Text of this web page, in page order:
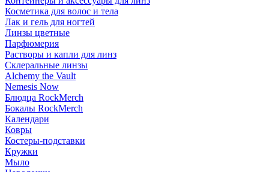
Косметика для волос и тела
Лак и гель для ногтей
Линзы цветные
Парфюмерия
Растворы и капли для линз
Склеральные линзы
Alchemy the Vault
Nemesis Now
Блюдца RockMerch
Бокалы RockMerch
Календари
Ковры
Костеры-подставки
Кружки
Мыло